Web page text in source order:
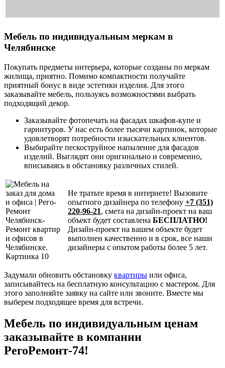
Мебель по индивидуальным меркам в
Челябинске
Покупать предметы интерьера, которые созданы по меркам
жилища, приятно. Помимо компактности получайте
приятный бонус в виде эстетики изделия. Для этого
заказывайте мебель, пользуясь возможностями выбрать
подходящий декор.
Заказывайте фотопечать на фасадах шкафов-купе и
гарнитуров. У нас есть более тысячи картинок, которые
удовлетворят потребности изыскательных клиентов.
Выбирайте пескоструйное напыление для фасадов
изделий. Выглядят они оригинально и современно,
вписываясь в обстановку различных стилей.
Не тратьте время в интернете! Вызовите
опытного дизайнера по телефону +7 (351)
220-96-21, смета на дизайн-проект на ваш
объект будет составлена БЕСПЛАТНО!
Дизайн-проект на вашем объекте будет
выполнен качественно и в срок, все наши
дизайнеры с опытом работы более 5 лет.
Задумали обновить обстановку квартиры или офиса,
записывайтесь на бесплатную консультацию с мастером. Для
этого заполняйте заявку на сайте или звоните. Вместе мы
выберем подходящее время для встречи.
Мебель по индивидуальным ценам
заказывайте в компании
РегоРемонт-74!